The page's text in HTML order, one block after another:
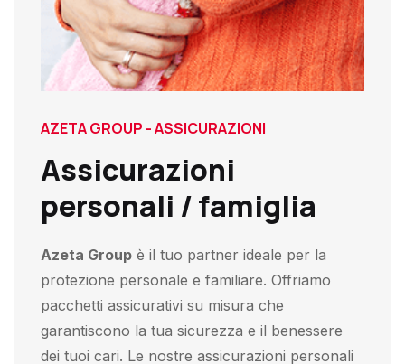
AZETA GROUP - ASSICURAZIONI
Assicurazioni
personali / famiglia
Azeta Group è il tuo partner ideale per la
protezione personale e familiare. Offriamo
pacchetti assicurativi su misura che
garantiscono la tua sicurezza e il benessere
dei tuoi cari. Le nostre assicurazioni personali